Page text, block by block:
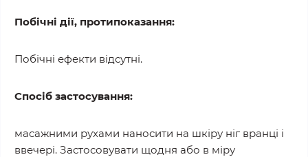
Побічні дії, протипоказання:
Побічні ефекти відсутні.
Спосіб застосування:
масажними рухами наносити на шкіру ніг вранці і
ввечері. Застосовувати щодня або в міру